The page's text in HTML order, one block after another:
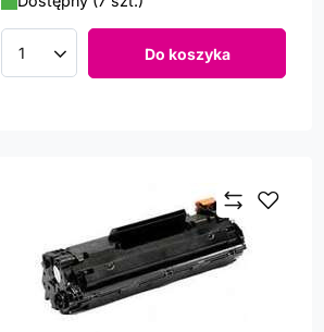
Ilość produktów Do koszyka